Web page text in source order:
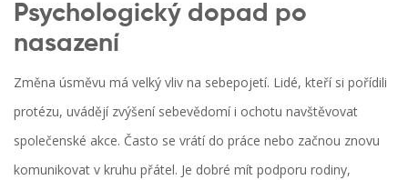
Psychologický dopad po
nasazení
Změna úsměvu má velký vliv na sebepojetí. Lidé, kteří si pořídili
protézu, uvádějí zvýšení sebevědomí i ochotu navštěvovat
společenské akce. Často se vrátí do práce nebo začnou znovu
komunikovat v kruhu přátel. Je dobré mít podporu rodiny,